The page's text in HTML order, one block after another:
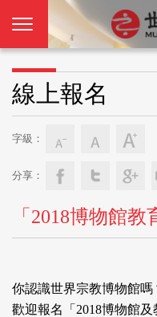
線上報名
字級：
分享：
「2018博物館
你認識世界宗教博物館
歡迎報名「2018博物館